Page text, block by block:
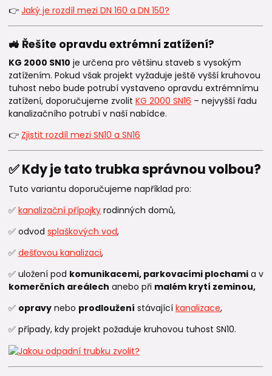
👉 Jaký je rozdíl mezi DN 160 a DN 150?
🚜 Řešíte opravdu extrémní zatížení?
KG 2000 SN10 je určena pro většinu staveb s vysokým
zatížením. Pokud však projekt vyžaduje ještě vyšší kruhovou
tuhost nebo bude potrubí vystaveno opravdu extrémnímu
zatížení, doporučujeme zvolit KG 2000 SN16 – nejvyšší řadu
kanalizačního potrubí v naší nabídce.
👉 Zjistit rozdíl mezi SN10 a SN16
✅ Kdy je tato trubka správnou volbou?
Tuto variantu doporučujeme například pro:
✅ kanalizační přípojky rodinných domů,
✅ odvod splaškových vod,
✅ dešťovou kanalizaci,
✅ uložení pod komunikacemi, parkovacími plochami a v
komerčních areálech anebo při malém krytí zeminou,
✅ opravy nebo prodloužení stávající kanalizace,
✅ případy, kdy projekt požaduje kruhovou tuhost SN10.